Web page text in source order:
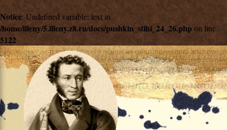
Notice: Undefined variable: text in
/home/illeny/5.illeny.z8.ru/docs/pushkin_stihi_24_26.phpon line
5122